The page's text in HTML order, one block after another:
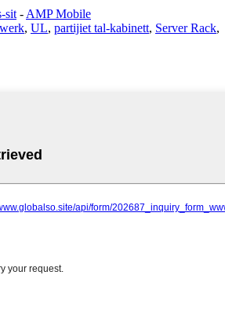
sit - AMP Mobile
, UL, partijiet tal-kabinett, Server Rack,